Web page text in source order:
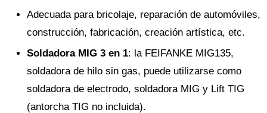
Adecuada para bricolaje, reparación de automóviles,
construcción, fabricación, creación artística, etc.
Soldadora MIG 3 en 1: la FEIFANKE MIG135,
soldadora de hilo sin gas, puede utilizarse como
soldadora de electrodo, soldadora MIG y Lift TIG
(antorcha TIG no incluida).